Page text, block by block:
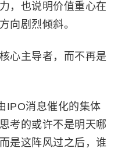
，也说明价值重心在
向剧烈倾斜。
心主导者，而不再是
IPO消息催化的集体
考的或许不是明天哪
是这阵风过之后，谁